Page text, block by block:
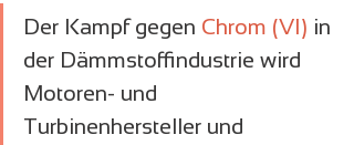
Der Kampf gegen Chrom (VI) in
der Dämmstoffindustrie wird
Motoren- und
Turbinenhersteller und